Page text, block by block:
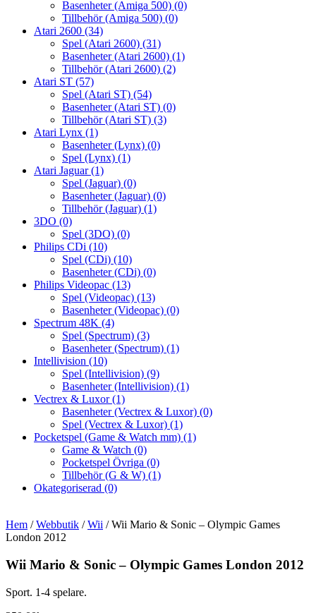
Basenheter (Amiga 500) (0)
Tillbehör (Amiga 500) (0)
Atari 2600 (34)
Spel (Atari 2600) (31)
Basenheter (Atari 2600) (1)
Tillbehör (Atari 2600) (2)
Atari ST (57)
Spel (Atari ST) (54)
Basenheter (Atari ST) (0)
Tillbehör (Atari ST) (3)
Atari Lynx (1)
Basenheter (Lynx) (0)
Spel (Lynx) (1)
Atari Jaguar(1)
Spel (Jaguar) (0)
Basenheter (Jaguar) (0)
Tillbehör (Jaguar) (1)
3DO (0)
Spel (3DO) (0)
Philips CDi (10)
Spel (CDi) (10)
Basenheter (CDi) (0)
Philips Videopac (13)
Spel (Videopac) (13)
Basenheter (Videopac) (0)
Spectrum 48K (4)
Spel (Spectrum) (3)
Basenheter (Spectrum) (1)
Intellivision (10)
Spel (Intellivision) (9)
Basenheter (Intellivision) (1)
Vectrex & Luxor(1)
Basenheter (Vectrex & Luxor) (0)
Spel (Vectrex & Luxor) (1)
Pocketspel (Game & Watch mm) (1)
Game & Watch (0)
Pocketspel Övriga (0)
Tillbehör (G & W) (1)
Okategoriserad (0)
Hem /Webbutik /Wii / Wii Mario & Sonic – Olympic Games
London 2012
Wii Mario & Sonic – Olympic Games London 2012
Sport. 1-4 spelare.